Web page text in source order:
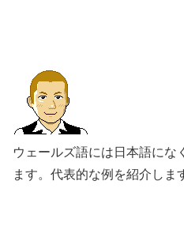
ウェールズ語には日本語にな
ます。代表的な例を紹介しま